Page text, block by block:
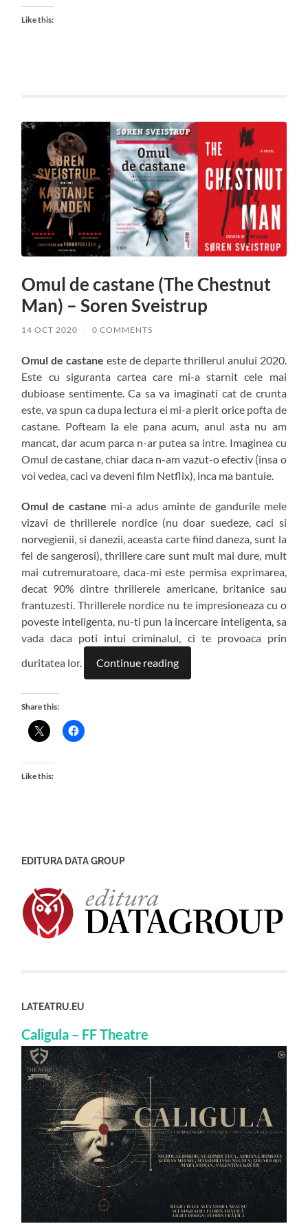
Like this:
Omul de castane (The Chestnut
Man) – Soren Sveistrup
14 OCT 2020 / 0 COMMENTS
Omul de castane este de departe thrillerul anului 2020.
Este cu siguranta cartea care mi-a starnit cele mai
dubioase sentimente. Ca sa va imaginati cat de crunta
este, va spun ca dupa lectura ei mi-a pierit orice pofta de
castane. Pofteam la ele pana acum, anul asta nu am
mancat, dar acum parca n-ar putea sa intre. Imaginea cu
Omul de castane, chiar daca n-am vazut-o efectiv (insa o
voi vedea, caci va deveni film Netflix), inca ma bantuie.
Omul de castane mi-a adus aminte de gandurile mele
vizavi de thrillerele nordice (nu doar suedeze, caci si
norvegienii, si danezii, aceasta carte fiind daneza, sunt la
fel de sangerosi), thrillere care sunt mult mai dure, mult
mai cutremuratoare, daca-mi este permisa exprimarea,
decat 90% dintre thrillerele americane, britanice sau
frantuzesti. Thrillerele nordice nu te impresioneaza cu o
poveste inteligenta, nu-ti pun la incercare inteligenta, sa
vada daca poti intui criminalul, ci te provoaca prin
duritatea lor.
Continue reading
Share this:
Like this:
EDITURA DATA GROUP
LATEATRU.EU
Caligula – FF Theatre